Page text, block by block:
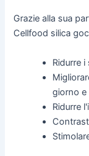
Grazie alla sua
Cellfood silica
Ridurre
giorno e
Ridurre